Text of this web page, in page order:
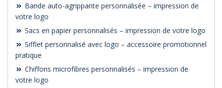
Bande auto-agrippante personnalisée – impression de
votre logo
Sacs en papier personnalisés – impression de votre logo
Sifflet personnalisé avec logo – accessoire promotionnel
pratique
Chiffons microfibres personnalisés – impression de
votre logo